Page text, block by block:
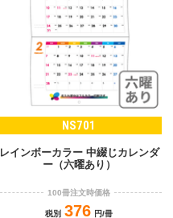
NS701
レインボーカラー 中綴じカレンダ
ー（六曜あり）
100冊注文時価格
税別 376 円/冊